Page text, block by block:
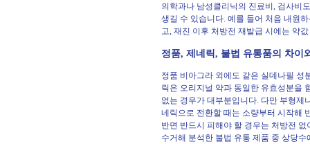
의학과나 남성클리닉의 진료비, 검사비
생길 수 있습니다. 예를 들어 처음 내원
고, 재진 이후 처방전 재발급 시에는 약
정품, 제네릭, 불법 유통품의 차이
정품 비아그라 외에도 같은 실데나필 성
릭은 오리지널 약과 동일한 유효성분을
없는 경우가 대부분입니다. 다만 부형제
네릭으로 전환할 때는 소량부터 시작해
반면 반드시 피해야 할 경우는 처방전
수거해 분석한 불법 유통 제품 중 상당